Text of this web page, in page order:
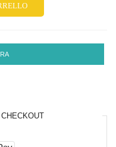
CHECKOUT